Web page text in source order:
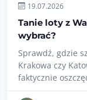
19.07.2026
Tanie loty z
wybrać?
Sprawdź, gdzie
Krakowa czy
faktycznie